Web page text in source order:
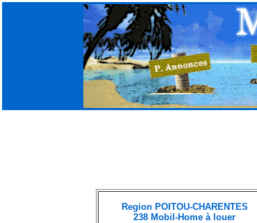
Region POITOU-CHARENTES
238 Mobil-Home à louer